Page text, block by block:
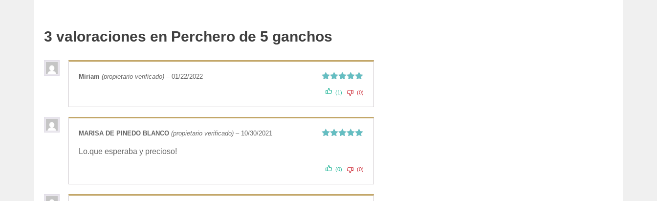
3 valoraciones en Perchero de 5 ganchos
Valorado
con5de 5
Miriam (propietario verificado) – 01/22/2022
(1) (0)
MARISA DE PINEDO BLANCO (propietario verificado) – 10/30/2021
Lo.que esperaba y precioso!
(0) (0)